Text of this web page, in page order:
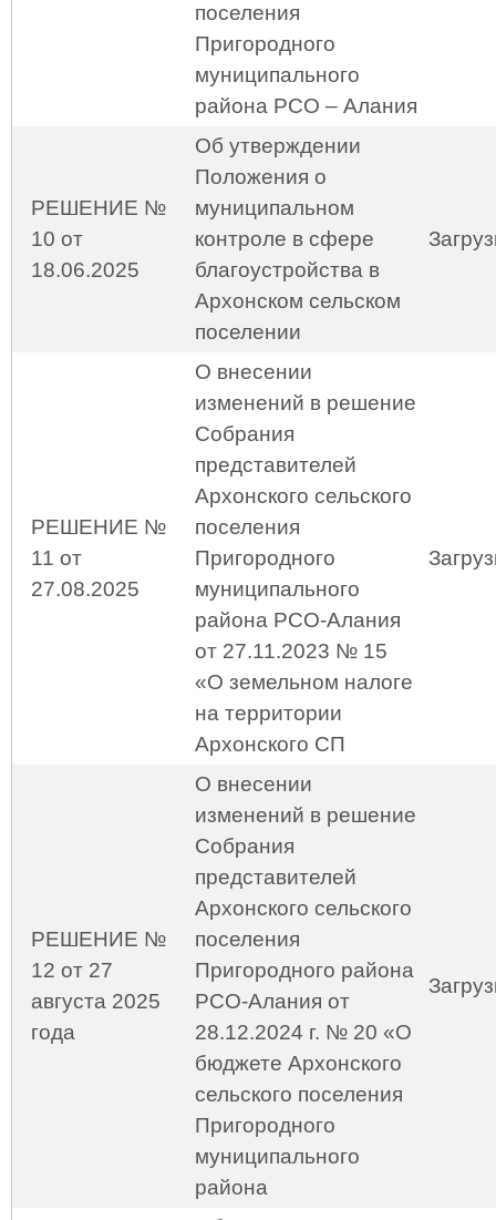
поселения
Пригородного
муниципального
района РСО – Алания
РЕШЕНИЕ №
10 от
18.06.2025
Об утверждении
Положения о
муниципальном
контроле в сфере
благоустройства в
Архонском сельском
поселении
РЕШЕНИЕ №
11 от
27.08.2025
О внесении
изменений в решение
Собрания
представителей
Архонского сельского
поселения
Пригородного
муниципального
района РСО-Алания
от 27.11.2023 № 15
«О земельном налоге
на территории
Архонского СП
РЕШЕНИЕ №
12 от 27
августа 2025
года
О внесении
изменений в решение
Собрания
представителей
Архонского сельского
поселения
Пригородного района
РСО-Алания от
28.12.2024 г. № 20 «О
бюджете Архонского
сельского поселения
Пригородного
муниципального
района